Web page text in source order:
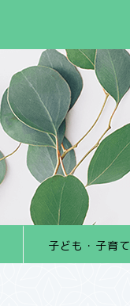
子ども・子育て